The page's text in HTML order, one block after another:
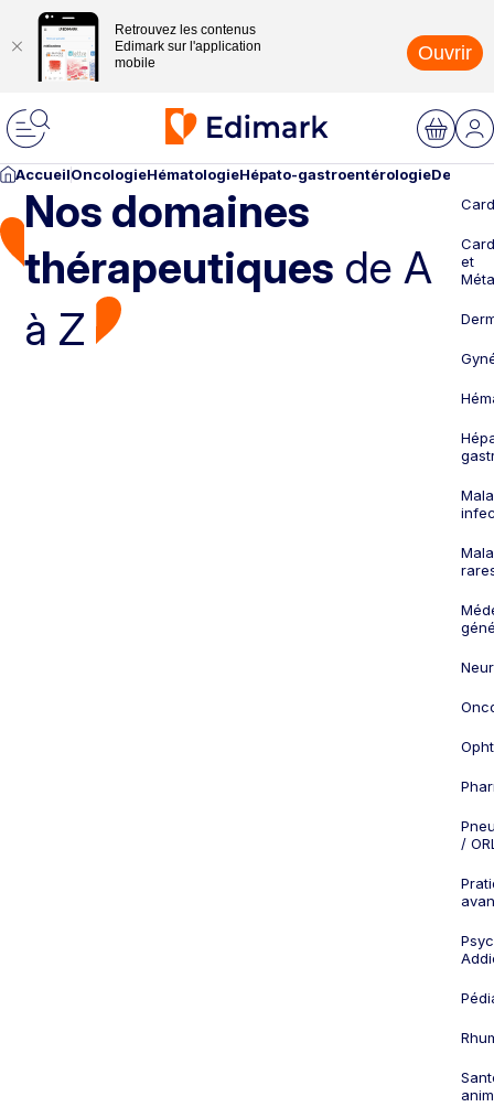
Retrouvez les contenus
Edimark sur l'application
mobile
Ouvrir
AccueilOncologieHématologieHépato-gastroentérologie
Nos domaines
thérapeutiques de A
à Z
et
/